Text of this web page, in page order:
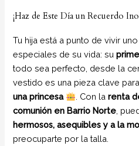
¡Haz de Este Día un Recuerdo
Tu hija está a punto de vivir
especiales de su vida: su
todo sea perfecto, desde la
vestido es una pieza clave
una princesa
. Con larenta
comunión en Barrio Norte,
hermosos, asequibles y a la
preocuparte por la talla.